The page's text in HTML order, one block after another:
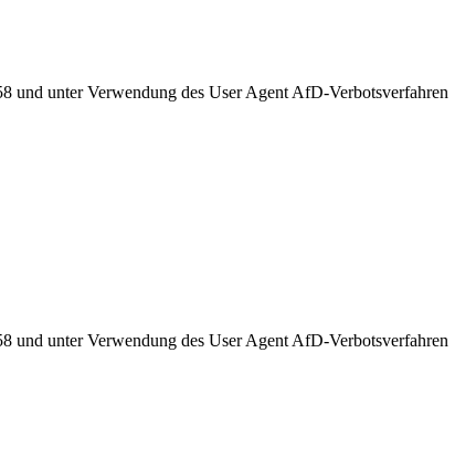
und unter Verwendung des User Agent AfD-Verbotsverfahren
und unter Verwendung des User Agent AfD-Verbotsverfahren